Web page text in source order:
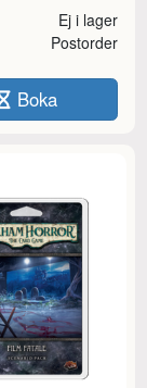
Ej i lager
Postorder
Boka